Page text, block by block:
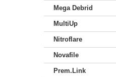
Mega Debrid
MultiUp
Nitroflare
Novafile
Prem.Link